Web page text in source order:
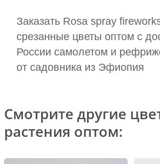
Заказать Rosa spray
срезанные цветы оптом с
России самолетом и
от садовника из Эфиопия
Смотрите другие
растения оптом: